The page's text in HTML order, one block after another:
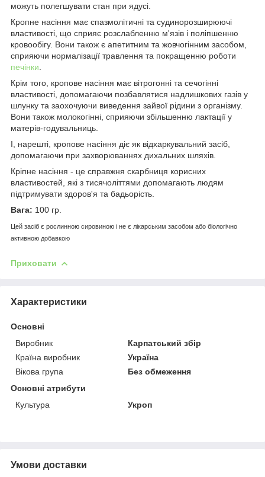
можуть полегшувати стан при ядусі.
Кропне насіння має спазмолітичні та судинорозширюючі
властивості, що сприяє розслабленню м'язів і поліпшенню
кровообігу. Вони також є апетитним та жовчогінним засобом,
сприяючи нормалізації травлення та покращенню роботи
печінки
Крім того, кропове насіння має вітрогонні та сечогінні
властивості, допомагаючи позбавлятися надлишкових газів у
шлунку та заохочуючи виведення зайвої рідини з організму.
Вони також молокогінні, сприяючи збільшенню лактації у
матерів-годувальниць.
І, нарешті, кропове насіння діє як відхаркувальний засіб,
допомагаючи при захворюваннях дихальних шляхів.
Кріпне насіння - це справжня скарбниця корисних
властивостей, які з тисячоліттями допомагають людям
підтримувати здоров'я та бадьорість.
Вага: 100 гр.
Цей засіб є рослинною сировиною і не є лікарським засобом або біологічно
активною добавкою
Приховати
Характеристики
Основні
Виробник
Карпатський збір
Країна виробник
Україна
Вікова група
Без обмеження
Основні атрибути
Культура
Укроп
Умови доставки